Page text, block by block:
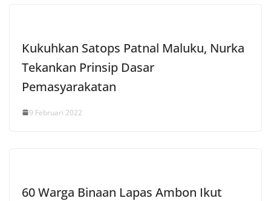
Kukuhkan Satops Patnal Maluku, Nurka
Tekankan Prinsip Dasar
Pemasyarakatan
9 Februari 2022
60 Warga Binaan Lapas Ambon Ikut